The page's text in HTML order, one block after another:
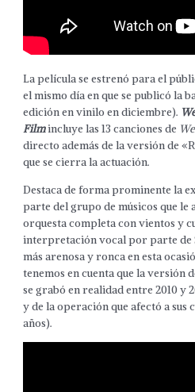
La película se estrenó para el
el mismo día en que se publicó la
edición en vinilo en diciembre).
Filmincluye las 13 canciones de
directo además de la versión de
que se cierra la actuación.
Destaca de forma prominente la
parte del grupo de músicos que le
orquesta completa con vientos y
interpretación vocal por parte de
más arenosa y ronca en esta
tenemos en cuenta que la versión
se grabó en realidad entre 2010 y
y de la operación que afectó a sus
años).